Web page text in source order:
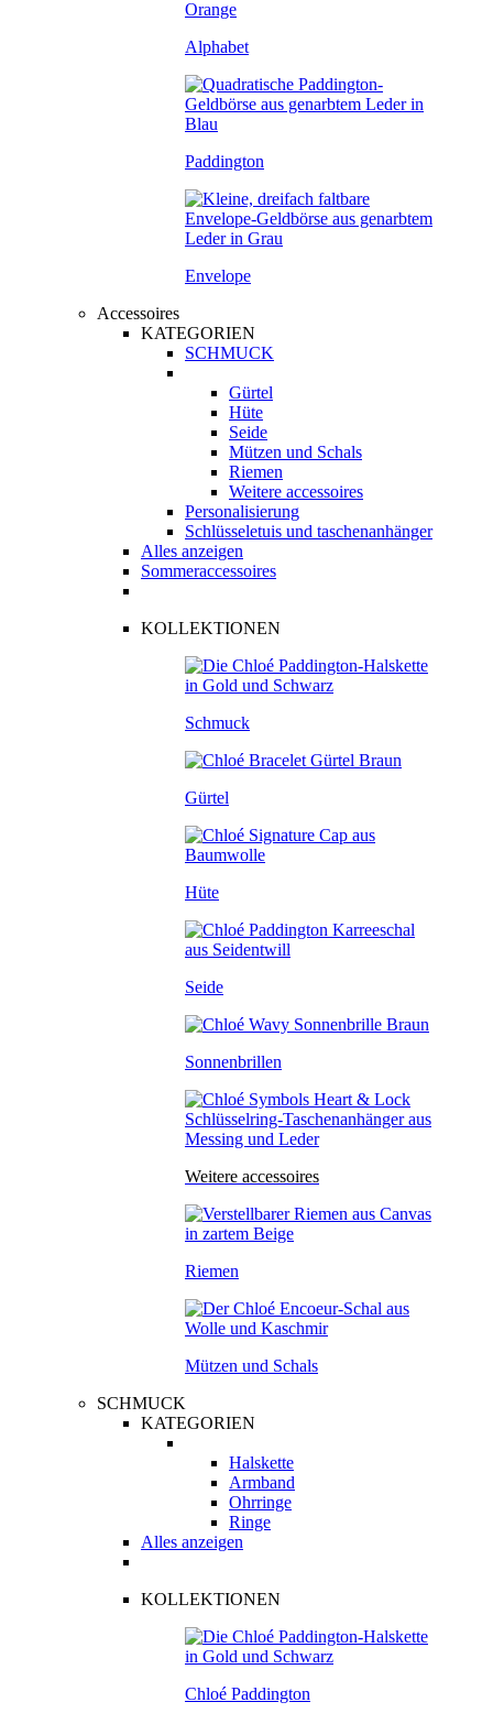
Alphabet
Paddington
Envelope
Accessoires
KATEGORIEN
SCHMUCK
Gürtel
Hüte
Seide
Mützen und Schals
Riemen
Weitere accessoires
Personalisierung
Schlüsseletuis und taschenanhänger
Alles anzeigen
Sommeraccessoires
KOLLEKTIONEN
Schmuck
Gürtel
Hüte
Seide
Sonnenbrillen
Weitere accessoires
Riemen
Mützen und Schals
SCHMUCK
KATEGORIEN
Halskette
Armband
Ohrringe
Ringe
Alles anzeigen
KOLLEKTIONEN
Chloé Paddington